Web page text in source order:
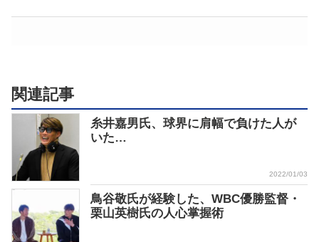
関連記事
糸井嘉男氏、球界に肩幅で負けた人が
いた…
2022/01/03
鳥谷敬氏が経験した、WBC優勝監督・
栗山英樹氏の人心掌握術